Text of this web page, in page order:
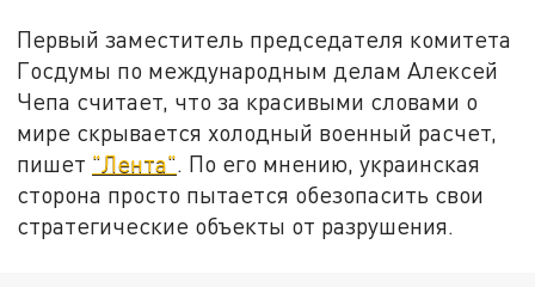
Первый заместитель председателя комитета
Госдумы по международным делам Алексей
Чепа считает, что за красивыми словами о
мире скрывается холодный военный расчет,
пишет "Лента". По его мнению, украинская
сторона просто пытается обезопасить свои
стратегические объекты от разрушения.